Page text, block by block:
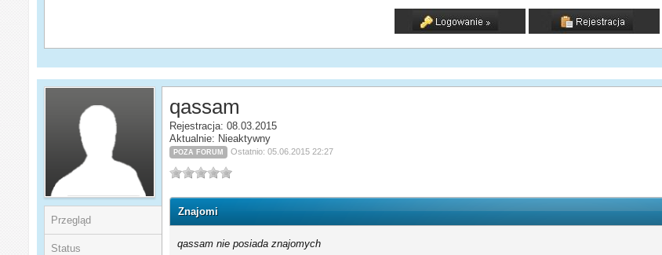
Przegląd
Status
qassam
Rejestracja: 08.03.2015
Aktualnie: Nieaktywny
POZA FORUM Ostatnio: 05.06.2015 22:27
Znajomi
qassam nie posiada znajomych